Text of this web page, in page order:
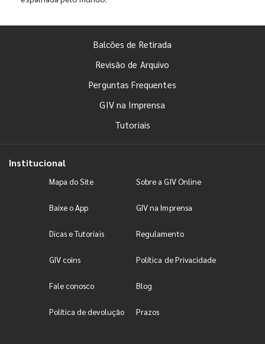
Balcões de Retirada
Revisão de Arquivo
Perguntas Frequentes
GIV na Imprensa
Tutoriais
Institucional
Mapa do Site Sobre a GIV Online
Baixe o App GIV na Imprensa
Dicas e Tutoriais Regulamento
GIV coins Política de Privacidade
Fale conosco Blog
Política de devolução Prazos